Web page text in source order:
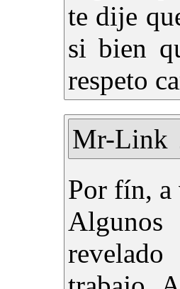
te dije
si bien
respeto
Mr-Link
Por fín, a